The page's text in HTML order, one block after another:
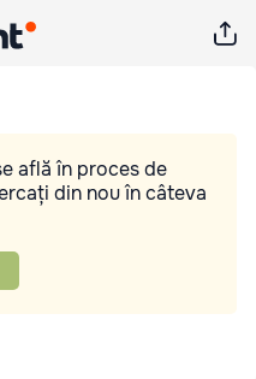
află în proces de
din nou în câteva